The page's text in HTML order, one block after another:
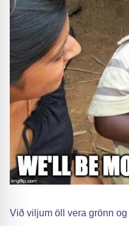
Við viljum öll vera grönn og